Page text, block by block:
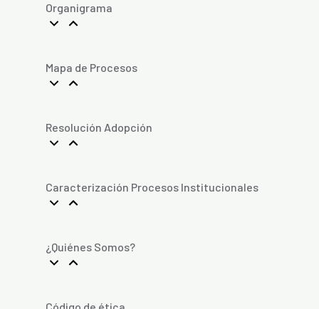
Organigrama
Mapa de Procesos
Resolución Adopción
Caracterización Procesos Institucionales
¿Quiénes Somos?
Código de ética